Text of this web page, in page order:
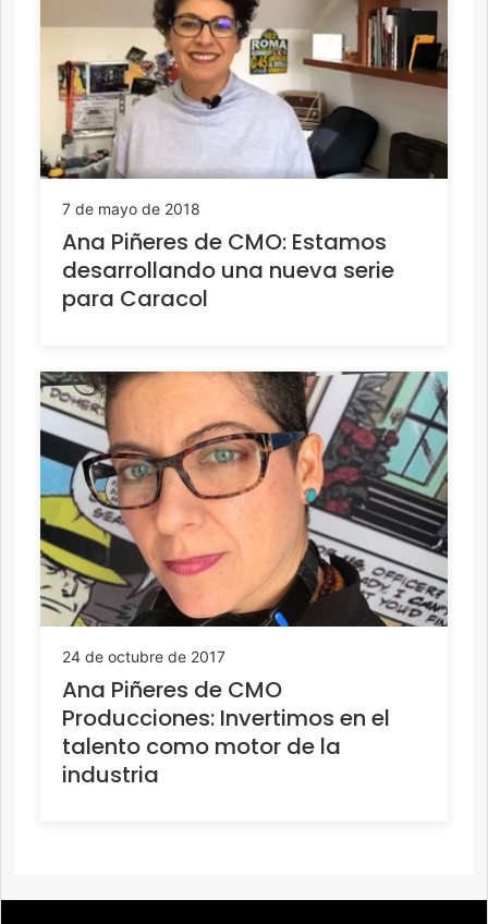
7 de mayo de 2018
Ana Piñeres de CMO: Estamos
desarrollando una nueva serie
para Caracol
24 de octubre de 2017
Ana Piñeres de CMO
Producciones: Invertimos en el
talento como motor de la
industria